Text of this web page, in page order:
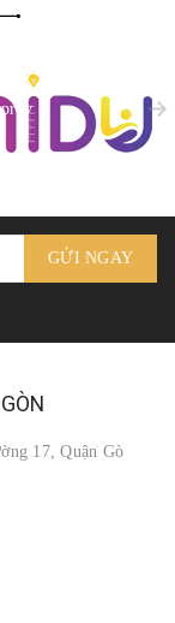
prev
GỬI NGAY
17, Quận Gò